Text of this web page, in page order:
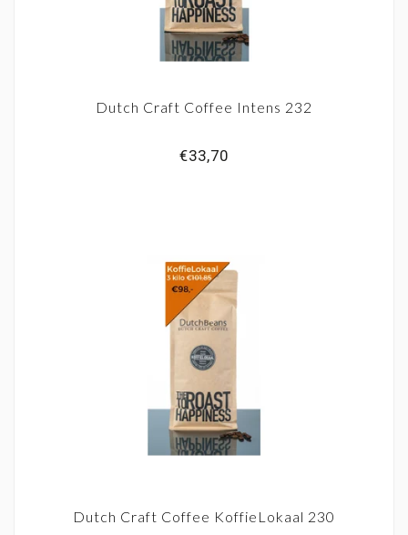
Dutch Craft Coffee Intens 232
€33,70
Dutch Craft Coffee KoffieLokaal 230